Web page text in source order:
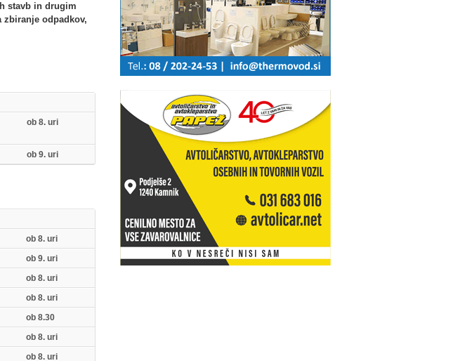
stavb in drugim
odpadkov,
ob 8. uri
ob 9. uri
ob 8. uri
ob 9. uri
ob 8. uri
ob 8. uri
ob 8.30
ob 8. uri
ob 8. uri